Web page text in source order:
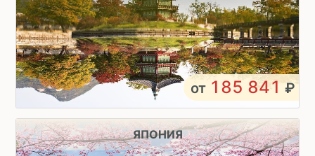
от 185 841 ₽
ЯПОНИЯ